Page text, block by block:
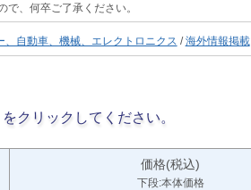
、何卒ご了承ください。
、自動車、機械、エレクトロニクス /海外情報掲載
クリックしてください。
価格(税込)
下段:本体価格